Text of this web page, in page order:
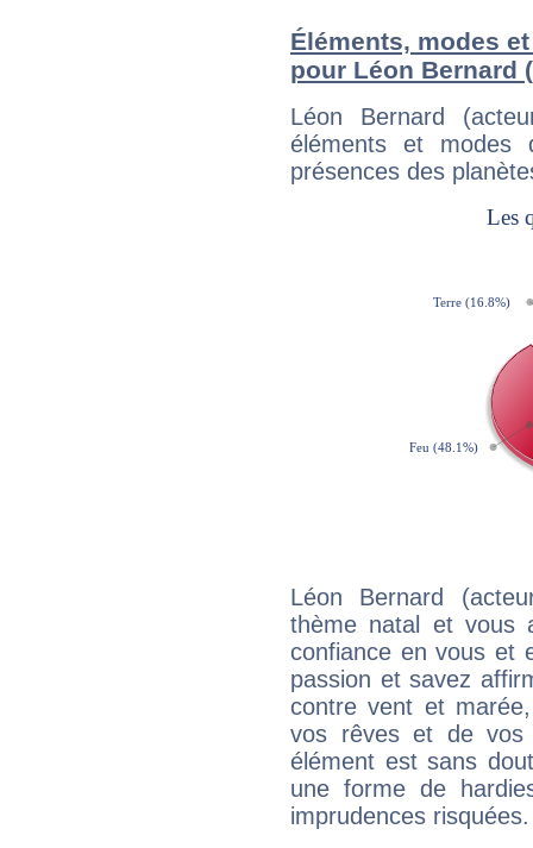
Éléments, modes
pour Léon Bernard
Léon Bernard
éléments et modes
présences des
Léon Bernard
thème natal et vous
confiance en vous et
passion et savez
contre vent et
vos rêves et de vos
élément est sans
une forme de
imprudences risquées.